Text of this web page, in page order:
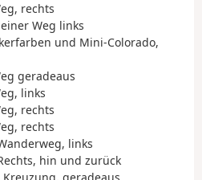
rechts
Weg links
und Mini-Colorado,
geradeaus
links
rechts
rechts
links
hin und zurück